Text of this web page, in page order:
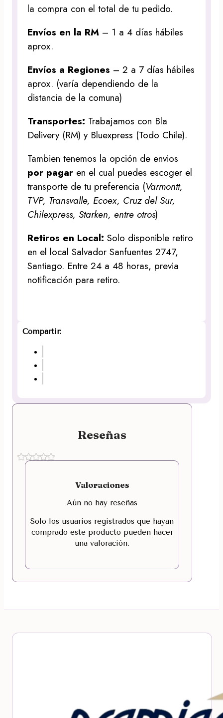
la compra con el total de tu pedido.
Envíos en la RM – 1 a 4 días hábiles
aprox.
Envíos a Regiones – 2 a 7 días hábiles
aprox. (varía dependiendo de la
distancia de la comuna)
Transportes: Trabajamos con Bla
Delivery (RM) y Bluexpress (Todo Chile).
Tambien tenemos la opción de envios
por pagar en el cual puedes escoger el
transporte de tu preferencia (Varmontt,
TVP, Transvalle, Ecoex, Cruz del Sur,
Chilexpress, Starken, entre otros)
Retiros en Local:Solo disponible retiro
en el local Salvador Sanfuentes 2747,
Santiago. Entre 24 a 48 horas, previa
notificación para retiro.
Compartir:
Reseñas
Valoraciones
Aún no hay reseñas
Solo los usuarios registrados que hayan
comprado este producto pueden hacer
una valoración.